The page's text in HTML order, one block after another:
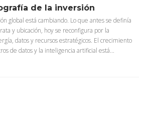
de la inversión
global está cambiando. Lo que antes se definía
y ubicación, hoy se reconfigura por la
datos y recursos estratégicos. El crecimiento
de datos y la inteligencia artificial está...